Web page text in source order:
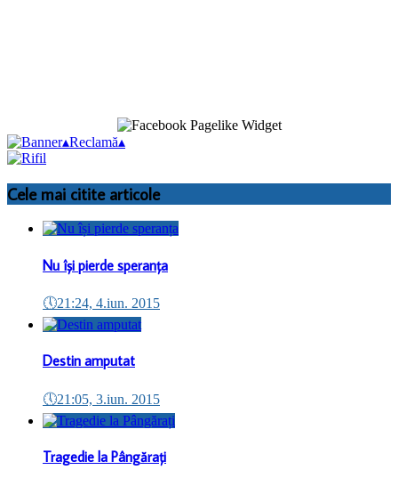
▴Reclamă▴
Cele mai citite articole
Nu își pierde speranța
🕔21:24, 4.iun. 2015
Destin amputat
🕔21:05, 3.iun. 2015
Tragedie la Pângărați